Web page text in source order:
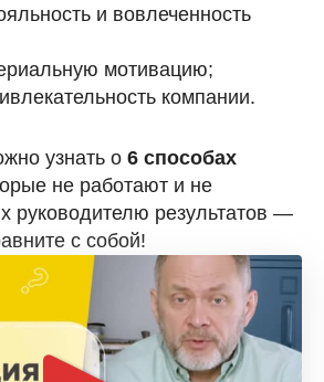
и вовлеченность
мотивацию;
компании.
узнать о 6 способах
не работают и не
руководителю результатов —
с собой!